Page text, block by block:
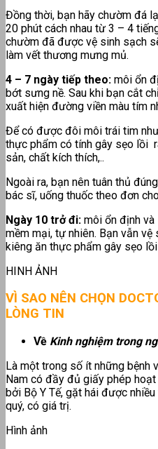
Đồng thời, bạn hãy chườm đá
20 phút cách nhau từ 3 – 4
chườm đã được vệ sinh sạch
làm vết thương mưng mủ.
4 – 7 ngày tiếp theo: môi ổn
bớt sưng nề. Sau khi bạn cắt
xuất hiện đường viền màu tím
Để có được đôi môi trái tim
thực phẩm có tính gây sẹo lồi
sản, chất kích thích,..
Ngoài ra, bạn nên tuân thủ
bác sĩ, uống thuốc theo đơn
Ngày 10 trở đi: môi ổn định và
mềm mại, tự nhiên. Bạn vẫn
kiêng ăn thực phẩm gây sẹo
HINH ẢNH
VÌ SAO NÊN CHỌN
LÒNG TIN
Về Kinh nghiệm trong
Là một trong số ít những bệnh
Nam có đầy đủ giấy phép
bởi Bộ Y Tế, gặt hái được
quý, có giá trị.
Hình ảnh